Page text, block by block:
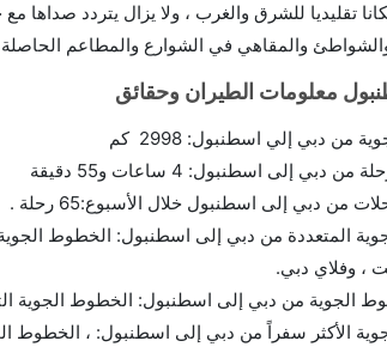
تقليديا للشرق والغرب ، ولا يزال يتردد صداها
والشواطئ والمقاهي في الشوارع والمطاعم
معلومات الطيران وحقائق
من دبي إلي اسطنبول: 2998 كم
دبي إلى اسطنبول: 4 ساعات و55 دقيقة
من دبي إلى اسطنبول خلال الأسبوع:65 رحلة .
المتعددة من دبي إلى اسطنبول: الخطوط
، وفلاي دبي.
الجوية من دبي إلى اسطنبول: الخطوط الجوية
الأكثر سفراً من دبي إلى اسطنبول: ، الخطوط